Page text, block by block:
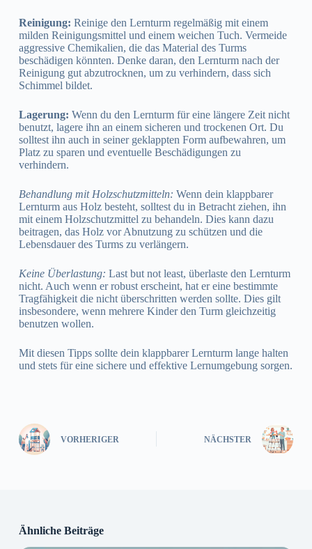
Reinigung: Reinige den Lernturm regelmäßig mit einem
milden Reinigungsmittel und einem weichen Tuch. Vermeide
aggressive Chemikalien, die das Material des Turms
beschädigen könnten. Denke daran, den Lernturm nach der
Reinigung gut abzutrocknen, um zu verhindern, dass sich
Schimmel bildet.
Lagerung: Wenn du den Lernturm für eine längere Zeit nicht
benutzt, lagere ihn an einem sicheren und trockenen Ort. Du
solltest ihn auch in seiner geklappten Form aufbewahren, um
Platz zu sparen und eventuelle Beschädigungen zu
verhindern.
Behandlung mit Holzschutzmitteln: Wenn dein klappbarer
Lernturm aus Holz besteht, solltest du in Betracht ziehen, ihn
mit einem Holzschutzmittel zu behandeln. Dies kann dazu
beitragen, das Holz vor Abnutzung zu schützen und die
Lebensdauer des Turms zu verlängern.
Keine Überlastung: Last but not least, überlaste den Lernturm
nicht. Auch wenn er robust erscheint, hat er eine bestimmte
Tragfähigkeit die nicht überschritten werden sollte. Dies gilt
insbesondere, wenn mehrere Kinder den Turm gleichzeitig
benutzen wollen.
Mit diesen Tipps sollte dein klappbarer Lernturm lange halten
und stets für eine sichere und effektive Lernumgebung sorgen.
VORHERIGER NÄCHSTER
Ähnliche Beiträge